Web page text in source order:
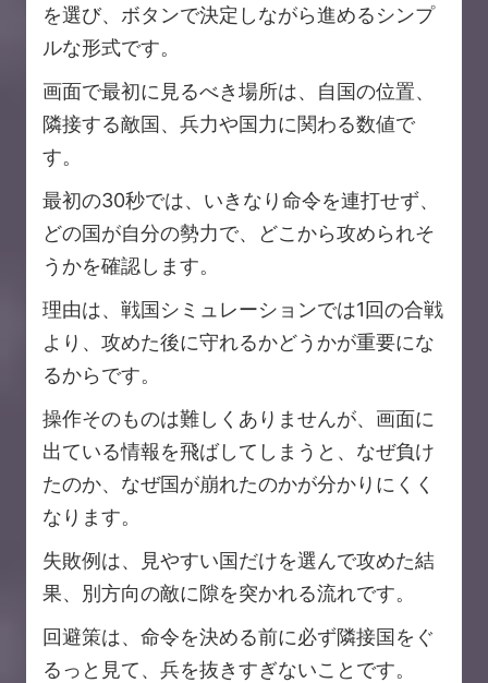
を選び、ボタンで決定しながら進めるシンプ
ルな形式です。
画面で最初に見るべき場所は、自国の位置、
隣接する敵国、兵力や国力に関わる数値で
す。
最初の30秒では、いきなり命令を連打せず、
どの国が自分の勢力で、どこから攻められそ
うかを確認します。
理由は、戦国シミュレーションでは1回の合戦
より、攻めた後に守れるかどうかが重要にな
るからです。
操作そのものは難しくありませんが、画面に
出ている情報を飛ばしてしまうと、なぜ負け
たのか、なぜ国が崩れたのかが分かりにくく
なります。
失敗例は、見やすい国だけを選んで攻めた結
果、別方向の敵に隙を突かれる流れです。
回避策は、命令を決める前に必ず隣接国をぐ
るっと見て、兵を抜きすぎないことです。